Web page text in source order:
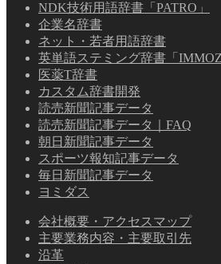
NDK技術用語辞書「PATRO」
企業名辞書
ネット・若者用語辞書
英単語ステミング辞書「
医薬T辞書
カスタム辞書開発
読売新聞記事データ
読売新聞記事データ｜FAQ
朝日新聞記事データ
スポーツ報知記事データ
毎日新聞記事データ
ヨミダス
会社概要・アクセスマップ
主要業務内容・主要取引先
沿革